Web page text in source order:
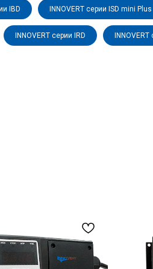
IBD INNOVERT серии ISD mini Plus
INNOVERT серии IRD